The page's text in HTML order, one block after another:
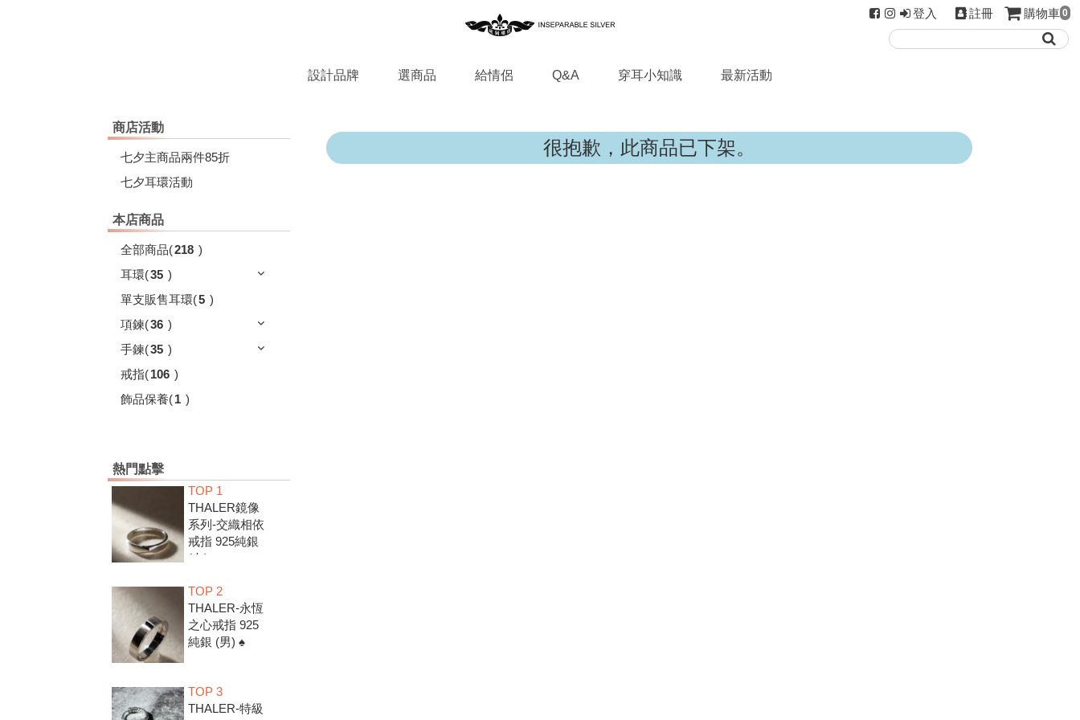
登入 註冊 購物車 0
設計品牌 選商品 給情侶 Q&A 穿耳小知識 最新活動
商店活動
七夕主商品兩件85折
七夕耳環活動
本店商品
全部商品(218 )
耳環(35 )
單支販售耳環(5 )
項鍊(36 )
手鍊(35 )
戒指(106 )
飾品保養(1 )
熱門點擊
TOP 1
THALER鏡像
系列-交織相依
戒指 925純銀
(女) ♠
TOP 2
THALER-永恆
之心戒指 925
純銀 (男) ♠
TOP 3
THALER-特級
很抱歉，此商品已下架。